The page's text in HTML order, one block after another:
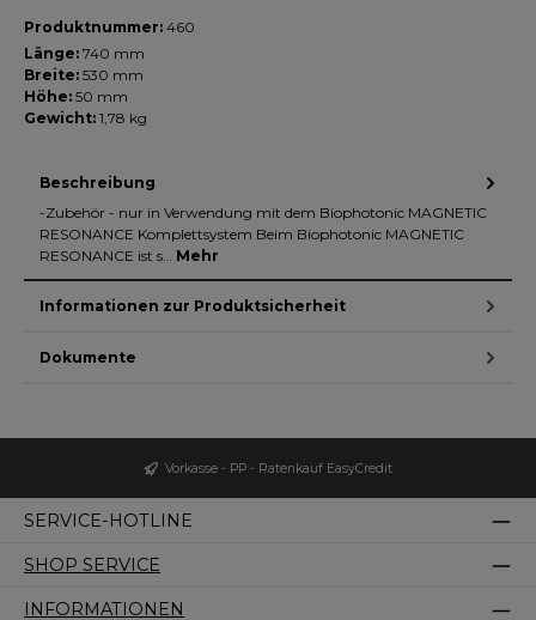
Produktnummer: 460
Länge: 740 mm
Breite: 530 mm
Höhe: 50 mm
Gewicht: 1,78 kg
Beschreibung
-Zubehör - nur in Verwendung mit dem Biophotonic MAGNETIC
RESONANCE Komplettsystem Beim Biophotonic MAGNETIC
RESONANCE ist s… Mehr
Informationen zur Produktsicherheit
Dokumente
Vorkasse - PP - Ratenkauf EasyCredit
SERVICE-HOTLINE
SHOP SERVICE
INFORMATIONEN